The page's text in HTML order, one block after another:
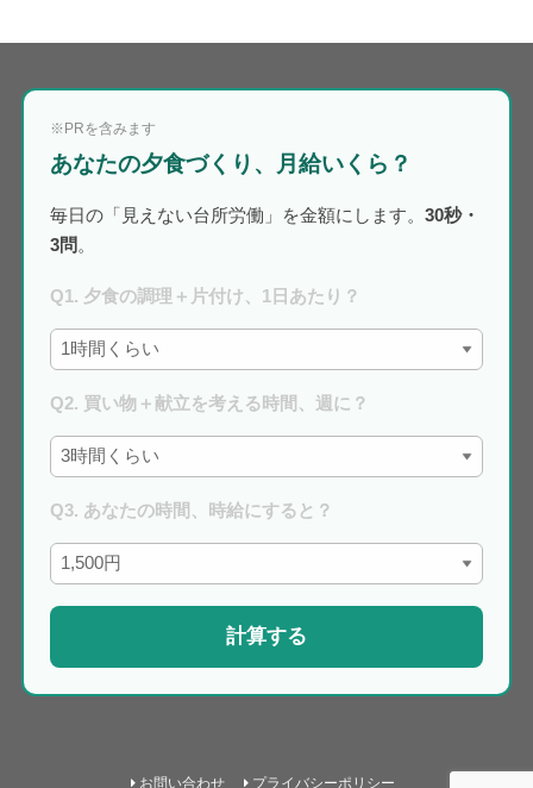
※PRを含みます
あなたの夕食づくり、月給いくら？
毎日の「見えない台所労働」を金額にします。30秒・
3問 。
Q1. 夕食の調理＋片付け、1日あたり？
Q2. 買い物＋献立を考える時間、週に？
Q3. あなたの時間、時給にすると？
計算する
お問い合わせ プライバシーポリシー